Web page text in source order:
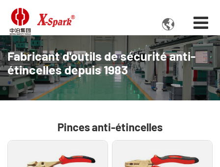

Fabricant d'outils de sécurité anti-
étincelles depuis 1983
Pinces anti-étincelles